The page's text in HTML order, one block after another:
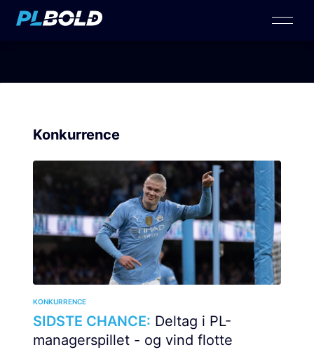
Konkurrence
KONKURRENCE
SIDSTE CHANCE: Deltag i PL-
managerspillet - og vind flotte